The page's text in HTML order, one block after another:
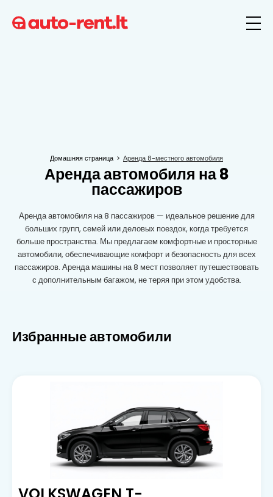
Домашняя страница Аренда 8-местного автомобиля
Аренда автомобиля на 8
пассажиров
Аренда автомобиля на 8 пассажиров — идеальное решение для
больших групп, семей или деловых поездок, когда требуется
больше пространства. Мы предлагаем комфортные и просторные
автомобили, обеспечивающие комфорт и безопасность для всех
пассажиров. Аренда машины на 8 мест позволяет путешествовать
с дополнительным багажом, не теряя при этом удобства.
Избранные автомобили